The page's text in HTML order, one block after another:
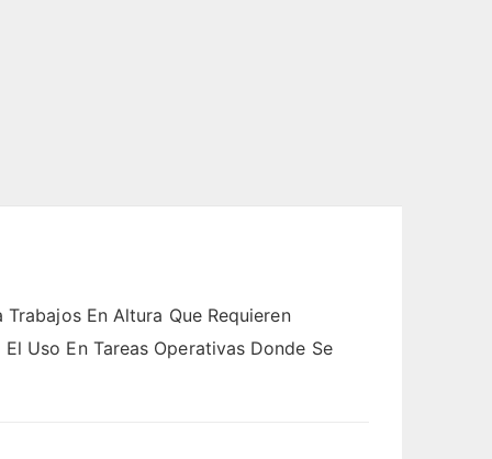
En Altura Que Requieren
Uso En Tareas Operativas Donde Se